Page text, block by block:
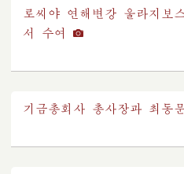
로씨야 연해변강 울라지보
서 수여
기금총회사 총사장과 최동